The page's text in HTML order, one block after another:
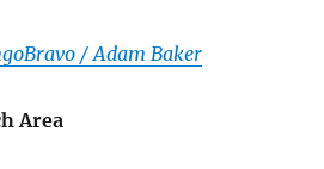
/ Adam Baker
Area